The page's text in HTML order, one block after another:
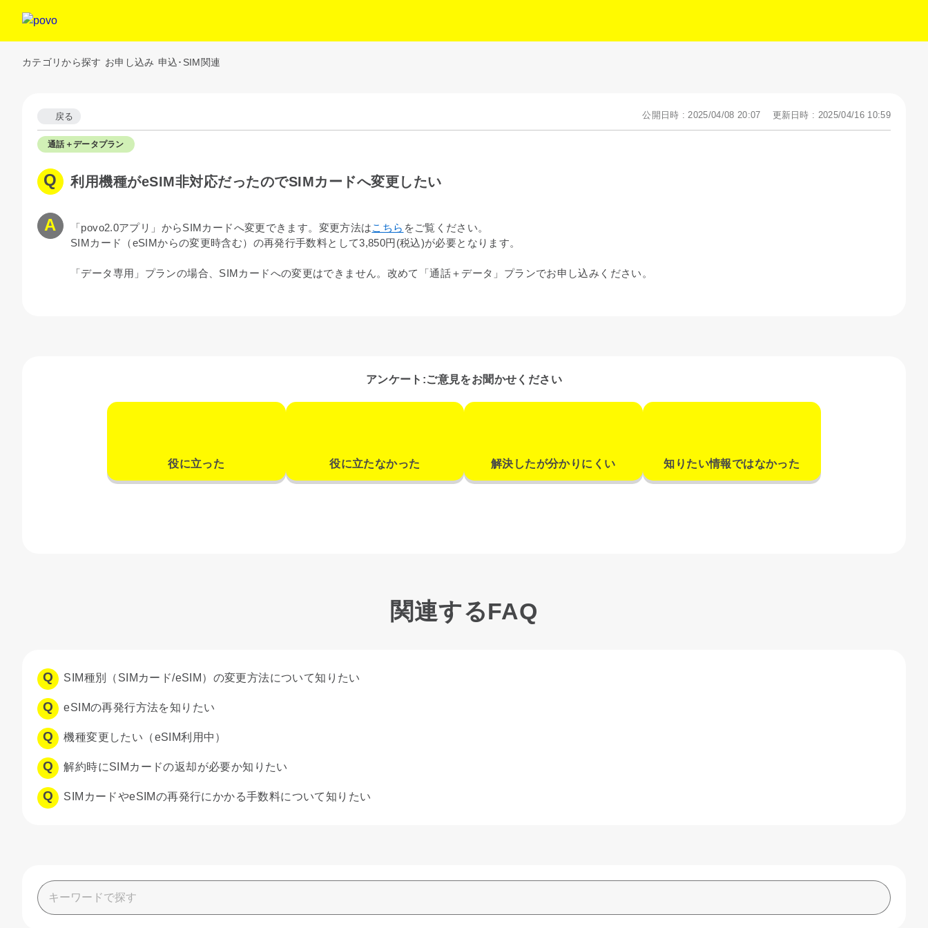
カテゴリから探す お申し込み 申込･SIM関連
戻る 公開日時 : 2025/04/08 20:07 更新日時 : 2025/04/16 10:59
通話＋データプラン
利用機種がeSIM非対応だったのでSIMカードへ変更したい
「povo2.0アプリ」からSIMカードへ変更できます。変更方法はこちら をご覧ください。
SIMカード（eSIMからの変更時含む）の再発行手数料として3,850円(税込)が必要となります。
「データ専用」プランの場合、SIMカードへの変更はできません。改めて「通話＋データ」プランでお申し込みください。
アンケート:ご意見をお聞かせください
役に立った 役に立たなかった 解決したが分かりにくい 知りたい情報ではなかった
関連するFAQ
SIM種別（SIMカード/eSIM）の変更方法について知りたい
eSIMの再発行方法を知りたい
機種変更したい（eSIM利用中）
解約時にSIMカードの返却が必要か知りたい
SIMカードやeSIMの再発行にかかる手数料について知りたい